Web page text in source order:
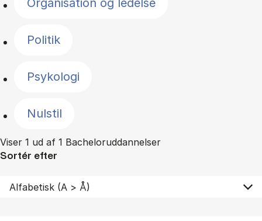
Organisation og ledelse
Politik
Psykologi
Nulstil
Viser 1 ud af 1 Bacheloruddannelser
Sortér efter